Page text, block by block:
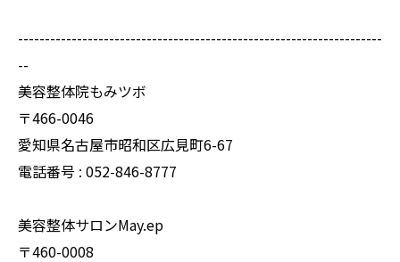
--------------------------------------------------------------------
--
美容整体院もみツボ
〒466-0046
愛知県名古屋市昭和区広見町6-67
電話番号 : 052-846-8777
美容整体サロンMay.ep
〒460-0008